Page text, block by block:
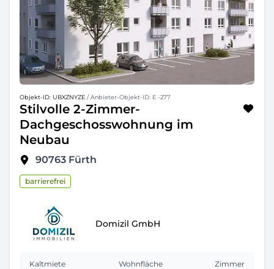
Objekt-ID: UBXZNYZE / Anbieter-Objekt-ID: E -277
Stilvolle 2-Zimmer-
Dachgeschosswohnung im
Neubau
90763 Fürth
barrierefrei
Domizil GmbH
Kaltmiete Wohnfläche Zimmer